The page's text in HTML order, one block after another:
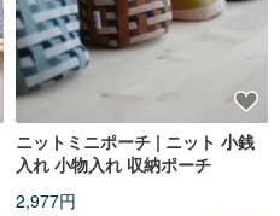
ニットミニポーチ | ニット 小銭
入れ 小物入れ 収納ポーチ
2,977円